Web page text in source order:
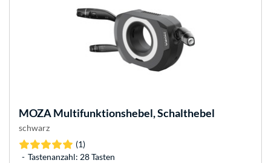
MOZAMultifunktionshebel, Schalthebel
schwarz
(1)
Tastenanzahl: 28 Tasten